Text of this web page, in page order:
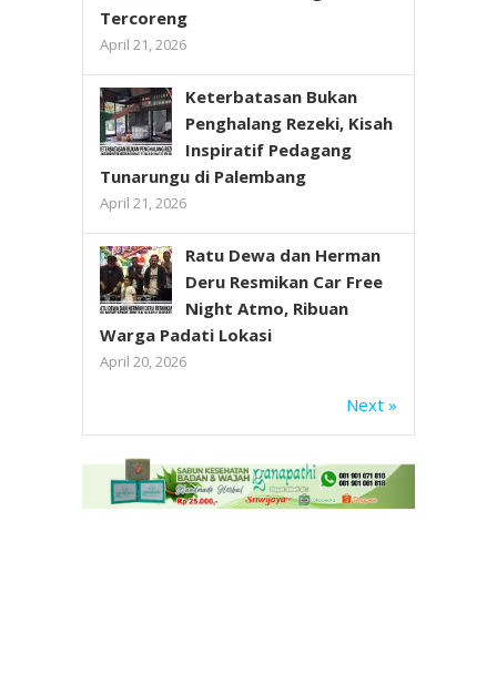
Tercoreng
April 21, 2026
Keterbatasan Bukan
Penghalang Rezeki, Kisah
Inspiratif Pedagang
Tunarungu di Palembang
April 21, 2026
Ratu Dewa dan Herman
Deru Resmikan Car Free
Night Atmo, Ribuan
Warga Padati Lokasi
April 20, 2026
Next »